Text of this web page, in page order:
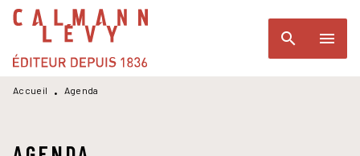
MENU RECHERCHE
PIED DE PAGE
search menu
Accueil • Agenda